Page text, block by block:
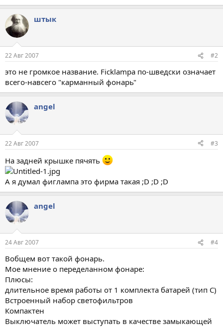
штык
22 Авг 2007 #2
это не громкое название. Ficklampa по-шведски означает
всего-навсего "карманный фонарь"
angel
22 Авг 2007 #3
На задней крышке пячять
А я думал фиглампа это фирма такая ;D ;D ;D
angel
24 Авг 2007 #4
Вобщем вот такой фонарь.
Мое мнение о переделанном фонаре:
Плюсы:
длительное время работы от 1 комплекта батарей (тип С)
Встроенный набор светофильтров
Компактен
Выключатель может выступать в качестве замыкающей